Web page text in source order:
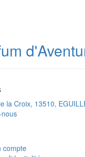
la Croix, 13510,
compte